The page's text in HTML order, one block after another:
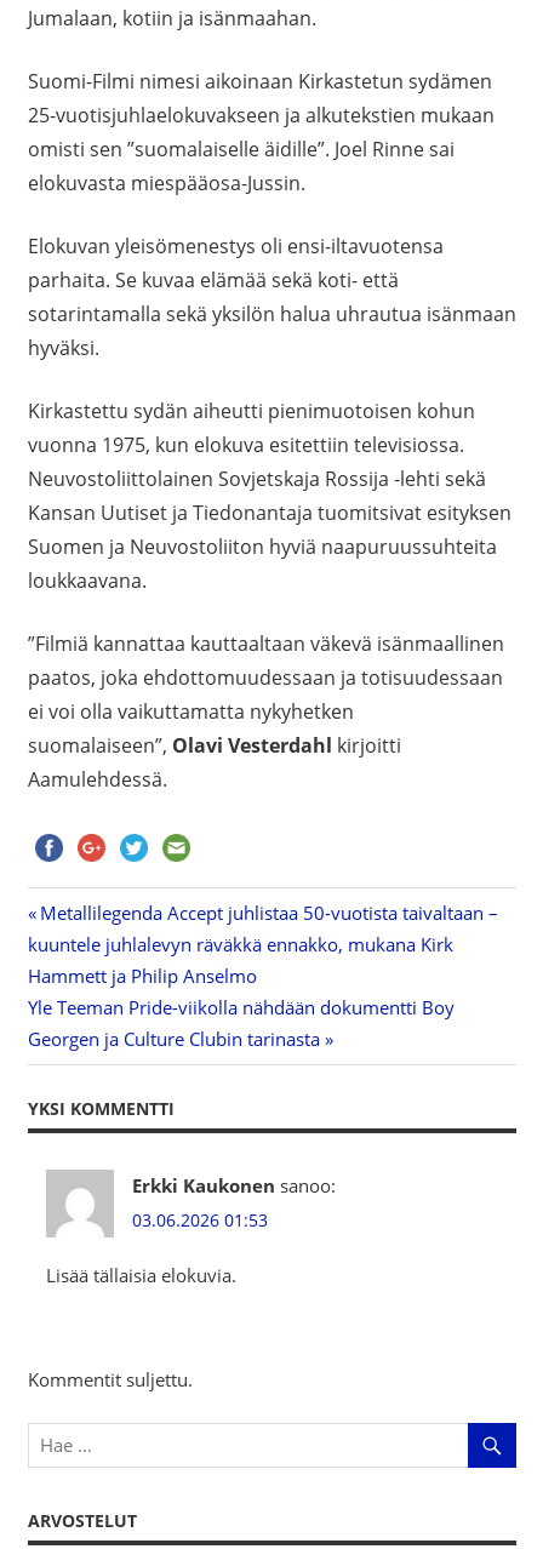
Jumalaan, kotiin ja isänmaahan.
Suomi-Filmi nimesi aikoinaan Kirkastetun sydämen
25-vuotisjuhlaelokuvakseen ja alkutekstien mukaan
omisti sen ”suomalaiselle äidille”. Joel Rinne sai
elokuvasta miespääosa-Jussin.
Elokuvan yleisömenestys oli ensi-iltavuotensa
parhaita. Se kuvaa elämää sekä koti- että
sotarintamalla sekä yksilön halua uhrautua isänmaan
hyväksi.
Kirkastettu sydän aiheutti pienimuotoisen kohun
vuonna 1975, kun elokuva esitettiin televisiossa.
Neuvostoliittolainen Sovjetskaja Rossija -lehti sekä
Kansan Uutiset ja Tiedonantaja tuomitsivat esityksen
Suomen ja Neuvostoliiton hyviä naapuruussuhteita
loukkaavana.
”Filmiä kannattaa kauttaaltaan väkevä isänmaallinen
paatos, joka ehdottomuudessaan ja totisuudessaan
ei voi olla vaikuttamatta nykyhetken
suomalaiseen”, Olavi Vesterdahl kirjoitti
Aamulehdessä.
Artikkelien
selaus
Previous
Post:
Metallilegenda Accept juhlistaa 50-vuotista taivaltaan –
kuuntele juhlalevyn räväkkä ennakko, mukana Kirk
Hammett ja Philip Anselmo
Next
Post:
Yle Teeman Pride-viikolla nähdään dokumentti Boy
Georgen ja Culture Clubin tarinasta
YKSI KOMMENTTI
Erkki Kaukonen sanoo:
03.06.2026 01:53
Lisää tällaisia elokuvia.
Kommentit suljettu.
ARVOSTELUT